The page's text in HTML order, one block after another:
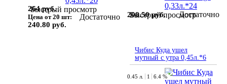
Быстрый просмотр
264 руб.
Цена от 20 шт:
240.80 руб.
Достаточно Быстрый просмотр
208.50 руб. Достаточно
Чибис Куда ушел
мутный с утра 0,45л.*6
0.45 л. 1 6.4 %